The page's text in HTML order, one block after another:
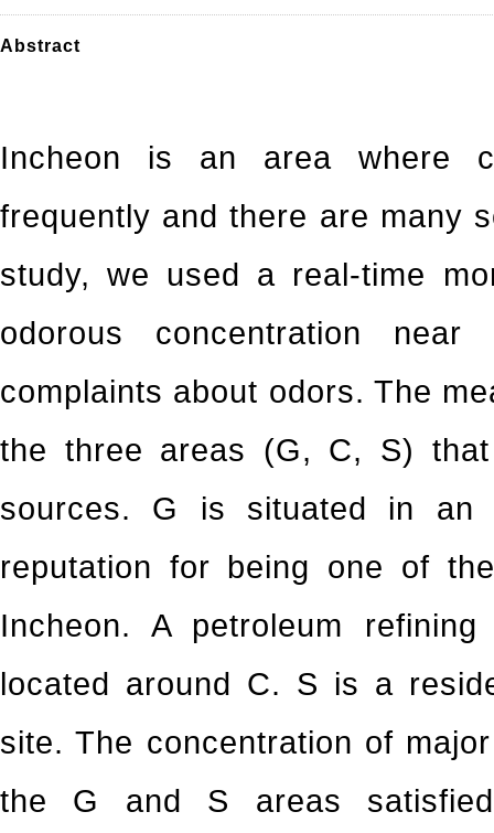
Abstract
Incheon is an area where
frequently and there are many
study, we used a real-time
odorous concentration
complaints about odors. The
the three areas (G, C, S)
sources. G is situated in an
reputation for being one of
Incheon. A petroleum
located around C. S is a
site. The concentration of
the G and S areas